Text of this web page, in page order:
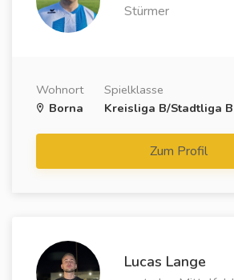
Stürmer
Wohnort
Borna
Spielklasse
Kreisliga B/Stadtliga B
Zum Profil
Lucas Lange